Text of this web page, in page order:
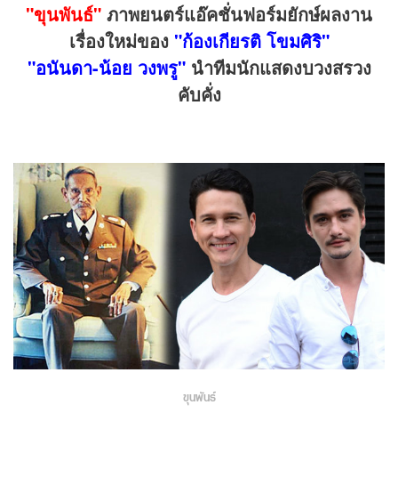
"ขุนพันธ์" ภาพยนตร์แอ๊คชั่นฟอร์มยักษ์ผลงาน
เรื่องใหม่ของ "ก้องเกียรติ โขมศิริ"
"อนันดา-น้อย วงพรู"นำทีมนักแสดงบวงสรวง
คับคั่ง
ขุนพันธ์